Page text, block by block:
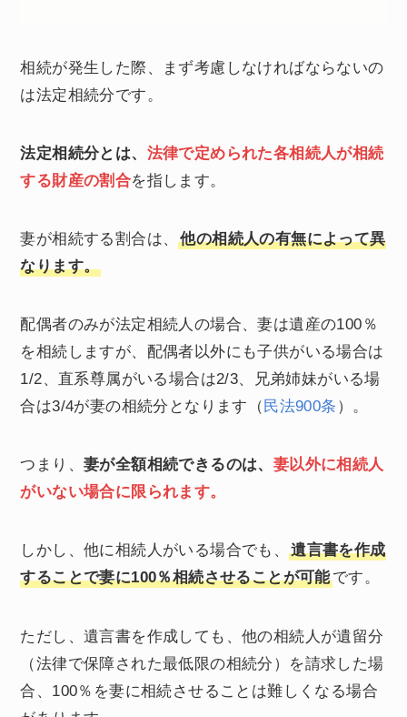
相続が発生した際、まず考慮しなければならないの
は法定相続分です。
法定相続分とは、 法律で定められた各相続人が相続
する財産の割合を指します。
妻が相続する割合は、他の相続人の有無によって異
なります。
配偶者のみが法定相続人の場合、妻は遺産の100％
を相続しますが、配偶者以外にも子供がいる場合は
1/2、直系尊属がいる場合は2/3、兄弟姉妹がいる場
合は3/4が妻の相続分となります（ 民法900条 ）。
つまり、妻が全額相続できるのは、 妻以外に相続人
がいない場合に限られます。
しかし、他に相続人がいる場合でも、遺言書を作成
することで妻に100％相続させることが可能です。
ただし、遺言書を作成しても、他の相続人が遺留分
（法律で保障された最低限の相続分）を請求した場
合、100％を妻に相続させることは難しくなる場合